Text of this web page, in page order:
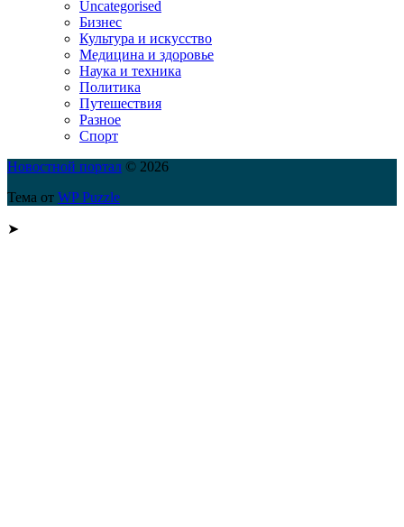
Uncategorised
Бизнес
Культура и искусство
Медицина и здоровье
Наука и техника
Политика
Путешествия
Разное
Спорт
Новостной портал © 2026
Тема от WP Puzzle
➤